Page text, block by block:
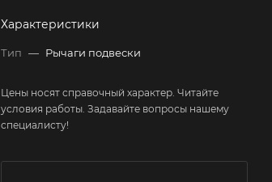
Характеристики
Тип — Рычаги подвески
Цены носят справочный характер. Читайте
условия работы. Задавайте вопросы нашему
специалисту!